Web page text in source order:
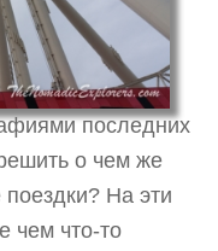
последних
о чем же
На эти
чем что-то